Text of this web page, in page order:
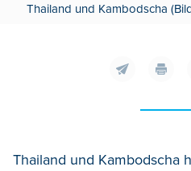
Thailand und Kambodscha
Thailand und Kambodscha